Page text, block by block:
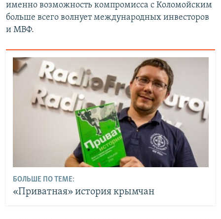
именно возможность компромисса с Коломойским
больше всего волнует международных инвесторов
и МВФ.
БОЛЬШЕ ПО ТЕМЕ:
«Приватная» история крымчан